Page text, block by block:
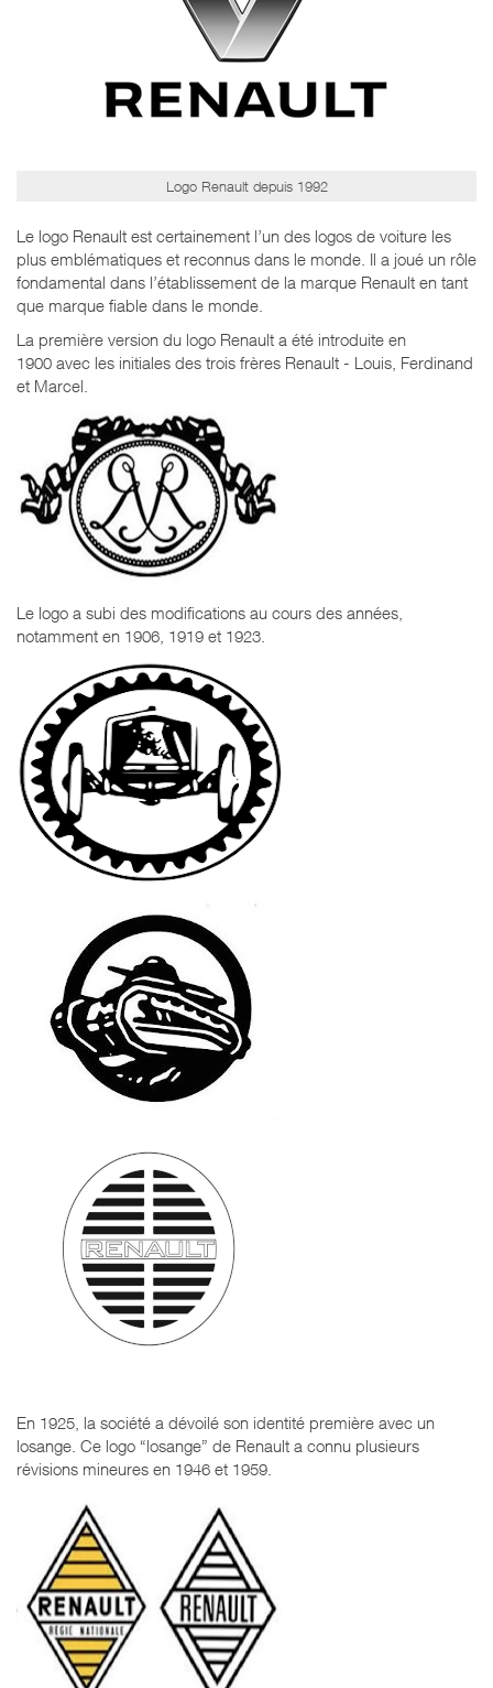
Logo Renault depuis 1992
Le logo Renault est certainement l’un des logos de voiture les
plus emblématiques et reconnus dans le monde. Il a joué un rôle
fondamental dans l’établissement de la marque Renault en tant
que marque fiable dans le monde.
La première version du logo Renault a été introduite en
1900 avec les initiales des trois frères Renault - Louis, Ferdinand
et Marcel.
Le logo a subi des modifications au cours des années,
notamment en 1906, 1919 et 1923.
En 1925, la société a dévoilé son identité première avec un
losange. Ce logo “losange” de Renault a connu plusieurs
révisions mineures en 1946 et 1959.